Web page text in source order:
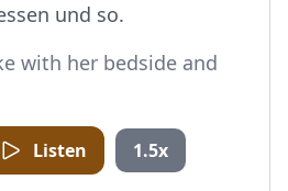
und so.
with her bedside and
Listen 1.5x